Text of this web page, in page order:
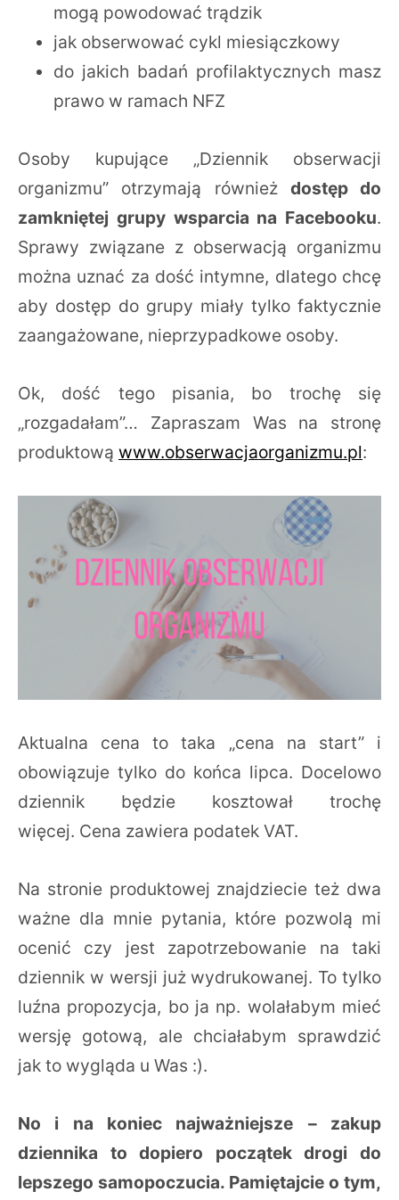
mogą powodować trądzik
jak obserwować cykl miesiączkowy
do jakich badań profilaktycznych masz
prawo w ramach NFZ
Osoby kupujące „Dziennik obserwacji
organizmu” otrzymają również dostęp do
zamkniętej grupy wsparcia na Facebooku.
Sprawy związane z obserwacją organizmu
można uznać za dość intymne, dlatego chcę
aby dostęp do grupy miały tylko faktycznie
zaangażowane, nieprzypadkowe osoby.
Ok, dość tego pisania, bo trochę się
„rozgadałam”… Zapraszam Was na stronę
produktową www.obserwacjaorganizmu.pl:
Aktualna cena to taka „cena na start” i
obowiązuje tylko do końca lipca. Docelowo
dziennik będzie kosztował trochę
więcej. Cena zawiera podatek VAT.
Na stronie produktowej znajdziecie też dwa
ważne dla mnie pytania, które pozwolą mi
ocenić czy jest zapotrzebowanie na taki
dziennik w wersji już wydrukowanej. To tylko
luźna propozycja, bo ja np. wolałabym mieć
wersję gotową, ale chciałabym sprawdzić
jak to wygląda u Was :).
No i na koniec najważniejsze
– zakup
dziennika to dopiero początek drogi do
lepszego samopoczucia. Pamiętajcie o tym,